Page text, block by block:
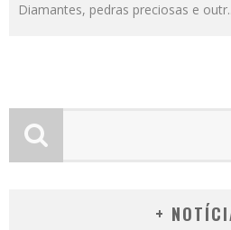
Diamantes, pedras preciosas e outr
+